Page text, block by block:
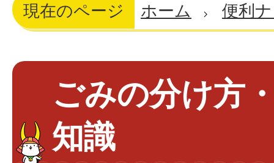
現在のページ ホーム 便利
ごみの分け方
知識